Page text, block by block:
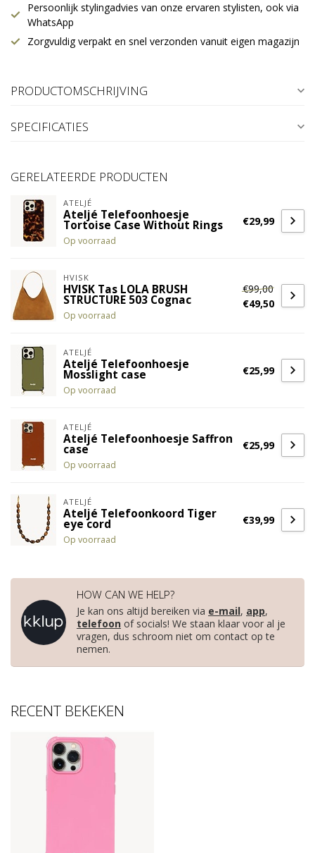
Persoonlijk stylingadvies van onze ervaren stylisten, ook via
WhatsApp
Zorgvuldig verpakt en snel verzonden vanuit eigen magazijn
PRODUCTOMSCHRIJVING
SPECIFICATIES
GERELATEERDE PRODUCTEN
ATELJÉ
Ateljé Telefoonhoesje
Tortoise Case Without Rings
Op voorraad
€29,99
HVISK
HVISK Tas LOLA BRUSH
STRUCTURE 503 Cognac
Op voorraad
€99,00
€49,50
ATELJÉ
Ateljé Telefoonhoesje
Mosslight case
Op voorraad
€25,99
ATELJÉ
Ateljé Telefoonhoesje Saffron
case
Op voorraad
€25,99
ATELJÉ
Ateljé Telefoonkoord Tiger
eye cord
Op voorraad
€39,99
HOW CAN WE HELP?
Je kan ons altijd bereiken via e-mail, app,
telefoon of socials! We staan klaar voor al je
vragen, dus schroom niet om contact op te
nemen.
RECENT BEKEKEN